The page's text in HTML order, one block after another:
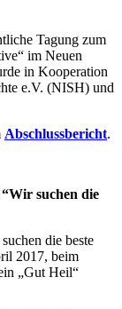
Tagung zum
im Neuen
in Kooperation
e.V. (NISH) und
Abschlussbericht.
suchen die
die beste
2017, beim
„Gut Heil“